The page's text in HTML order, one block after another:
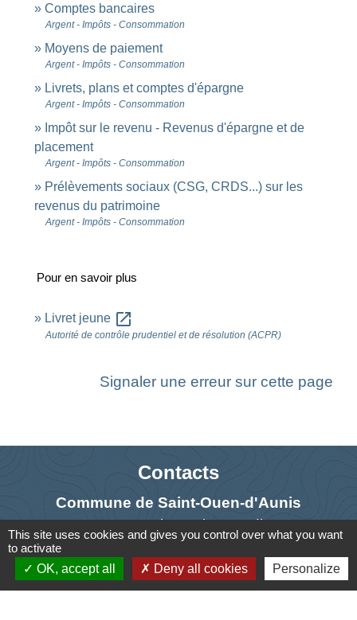
Comptes bancaires
Argent - Impôts - Consommation
Moyens de paiement
Argent - Impôts - Consommation
Livrets, plans et comptes d'épargne
Argent - Impôts - Consommation
Impôt sur le revenu - Revenus d'épargne et de
placement
Argent - Impôts - Consommation
Prélèvements sociaux (CSG, CRDS...) sur les
revenus du patrimoine
Argent - Impôts - Consommation
Pour en savoir plus
Livret jeune open_in_new
Autorité de contrôle prudentiel et de résolution (ACPR)
Signaler une erreur sur cette page
Contacts
Commune de Saint-Ouen-d'Aunis
61 rue Marie Louise Cardin
17230 Saint-Ouen-d'Aunis - FRANCE
+33 5 46 01 40 64
This site uses cookies and gives you control over what you want
to activate
OK, accept all
Deny all cookies Personalize